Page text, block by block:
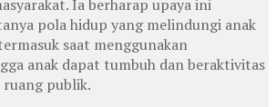
Ia berharap upaya ini
pola hidup yang melindungi anak
saat menggunakan
anak dapat tumbuh dan beraktivitas
publik.